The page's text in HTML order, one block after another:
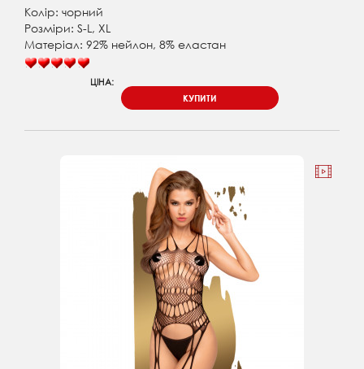
Колір: чорний
Розміри: S-L, XL
Матеріал: 92% нейлон, 8% еластан
ЦІНА:
КУПИТИ